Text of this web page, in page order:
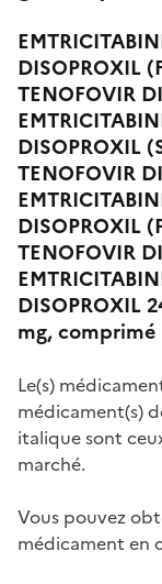
DISOPROXIL
TENOFOVIR
DISOPROXIL
TENOFOVIR
DISOPROXIL
TENOFOVIR
DISOPROXIL
mg,
Le(s)
médicament(s)
italique sont
marché.
Vous pouvez
médicament en